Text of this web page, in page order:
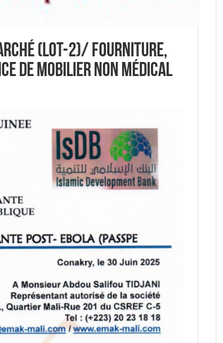
(LOT-2)/ fourniture,
de mobilier non médical